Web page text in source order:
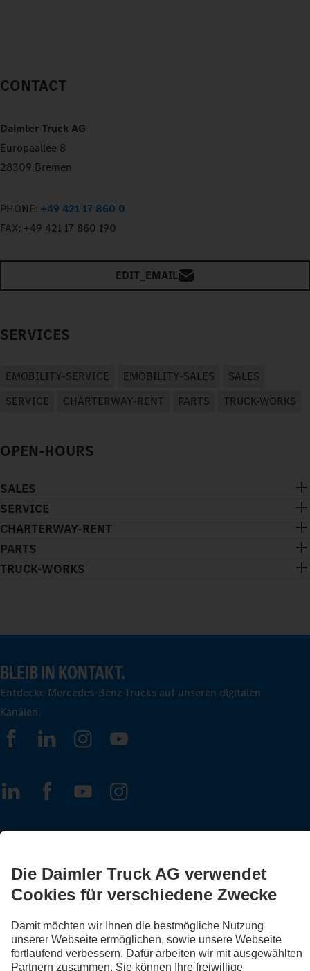
CONTACT
Daimler Truck AG
Europaallee 8
28309 Bremen
PHONE: +49 421 17 860 0
FAX: +49 421 17 860 190
EDIT_EMAIL
SERVICES
EMOBILITY-SERVICE EMOBILITY-SALES
SALES
SERVICE
CHARTERWAY-RENT PARTS TRUCK-WORKS
OPEN-HOURS
SALES
SERVICE
CHARTERWAY-RENT
PARTS
TRUCK-WORKS
BLEIB IN KONTAKT.
Entdecke Mercedes-Benz Trucks auf unseren digitalen
Kanälen.
FOLLOW THE ROADSTARS.
Truckern aus.